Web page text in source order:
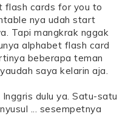
flash cards for you to
nya udah start
Tapi mangkrak nggak
alphabet flash card
beberapa teman
saya kelarin aja.
dulu ya. Satu-satu
... sesempetnya